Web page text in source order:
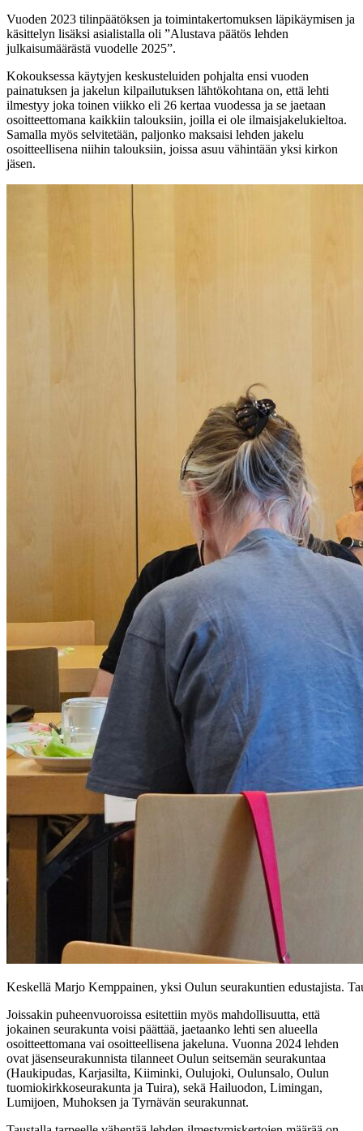
Vuoden 2023 tilinpäätöksen ja toimintakertomuksen läpikäymisen ja
käsittelyn lisäksi asialistalla oli ”Alustava päätös lehden
julkaisumäärästä vuodelle 2025”.
Kokouksessa käytyjen keskusteluiden pohjalta ensi vuoden
painatuksen ja jakelun kilpailutuksen lähtökohtana on, että lehti
ilmestyy joka toinen viikko eli 26 kertaa vuodessa ja se jaetaan
osoitteettomana kaikkiin talouksiin, joilla ei ole ilmaisjakelukieltoa.
Samalla myös selvitetään, paljonko maksaisi lehden jakelu
osoitteellisena niihin talouksiin, joissa asuu vähintään yksi kirkon
jäsen.
Keskellä Marjo Kemppainen, yksi Oulun seurakuntien edustajista.
Joissakin puheenvuoroissa esitettiin myös mahdollisuutta, että
jokainen seurakunta voisi päättää, jaetaanko lehti sen alueella
osoitteettomana vai osoitteellisena jakeluna. Vuonna 2024 lehden
ovat jäsenseurakunnista tilanneet Oulun seitsemän seurakuntaa
(Haukipudas, Karjasilta, Kiiminki, Oulujoki, Oulunsalo, Oulun
tuomiokirkkoseurakunta ja Tuira), sekä Hailuodon, Limingan,
Lumijoen, Muhoksen ja Tyrnävän seurakunnat.